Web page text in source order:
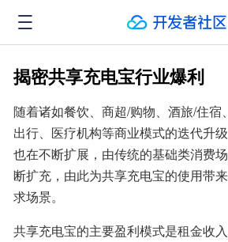
揭密共享充电宝行业爆利
随着诸如餐饮、商超/购物、酒旅/住宿
出行、医疗机构等商业模式的迭代升
也在不断扩展，由传统的基础类消费
断扩充，由此为共享充电宝的使用带
求场景。
共享充电宝的主要盈利模式是租金收